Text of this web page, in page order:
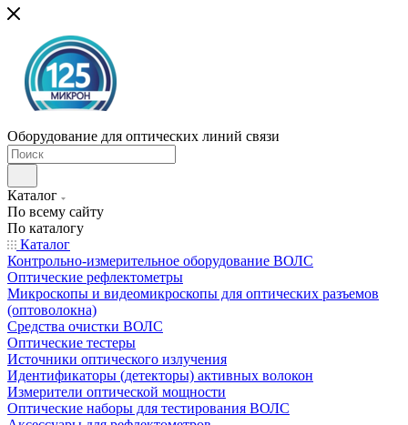
Оборудование для оптических линий связи
Каталог
По всему сайту
По каталогу
Каталог
Контрольно-измерительное оборудование ВОЛС
Оптические рефлектометры
Микроскопы и видеомикроскопы для оптических разъемов
(оптоволокна)
Средства очистки ВОЛС
Оптические тестеры
Источники оптического излучения
Идентификаторы (детекторы) активных волокон
Измерители оптической мощности
Оптические наборы для тестирования ВОЛС